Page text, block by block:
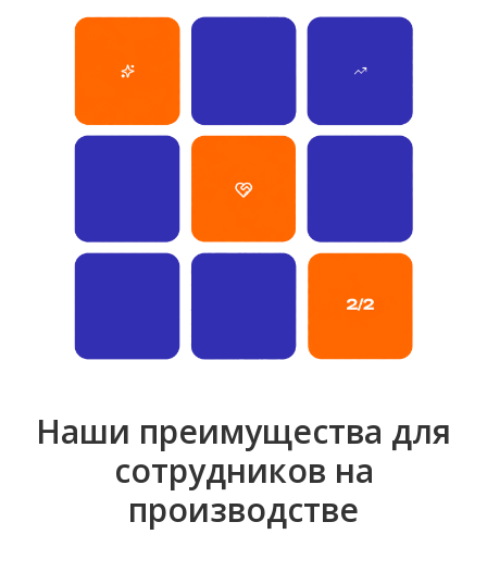
Наши преимущества для
сотрудников на
производстве